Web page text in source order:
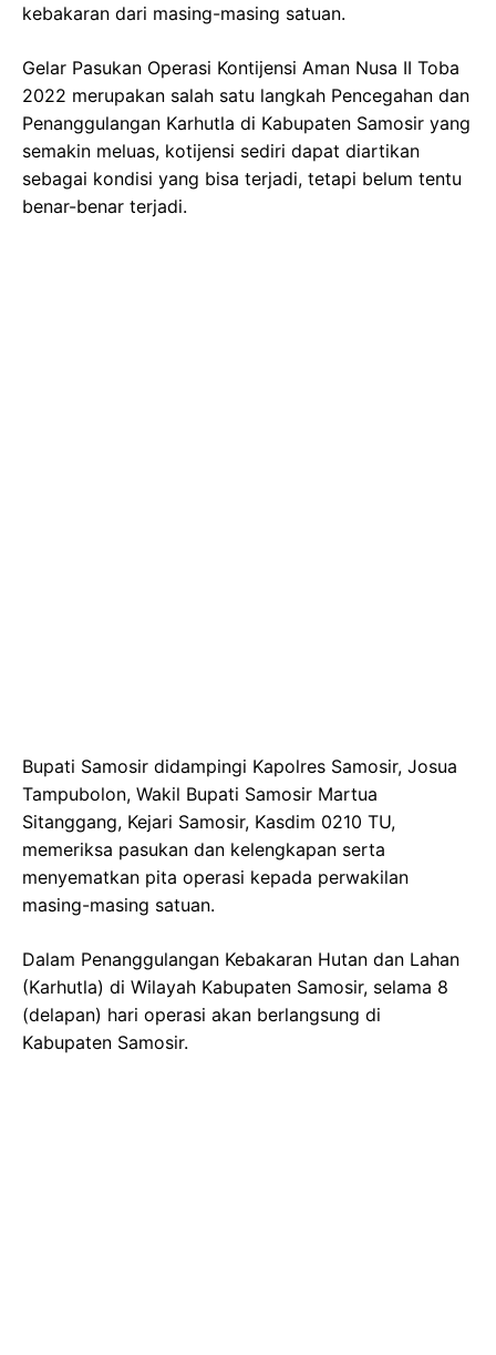
kebakaran dari masing-masing satuan.
Gelar Pasukan Operasi Kontijensi Aman Nusa II Toba
2022 merupakan salah satu langkah Pencegahan dan
Penanggulangan Karhutla di Kabupaten Samosir yang
semakin meluas, kotijensi sediri dapat diartikan
sebagai kondisi yang bisa terjadi, tetapi belum tentu
benar-benar terjadi.
Bupati Samosir didampingi Kapolres Samosir, Josua
Tampubolon, Wakil Bupati Samosir Martua
Sitanggang, Kejari Samosir, Kasdim 0210 TU,
memeriksa pasukan dan kelengkapan serta
menyematkan pita operasi kepada perwakilan
masing-masing satuan.
Dalam Penanggulangan Kebakaran Hutan dan Lahan
(Karhutla) di Wilayah Kabupaten Samosir, selama 8
(delapan) hari operasi akan berlangsung di
Kabupaten Samosir.